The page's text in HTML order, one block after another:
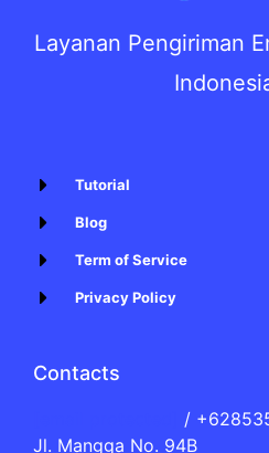
Layanan Pengiriman
Tutorial
Blog
Term of Service
Privacy Policy
Contacts
/
Jl. Mangga No. 94B